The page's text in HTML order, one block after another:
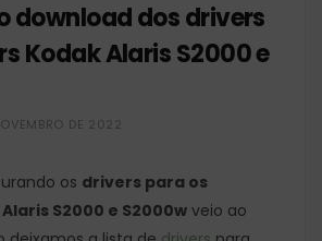
download dos drivers
Kodak Alaris S2000 e
DE 2022
os drivers para os
S2000 e S2000w veio ao